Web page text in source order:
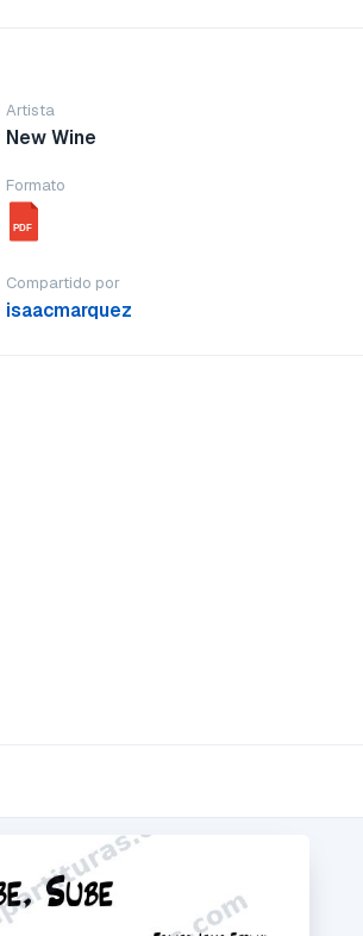
Artista
New Wine
Formato
PDF
Compartido por
isaacmarquez